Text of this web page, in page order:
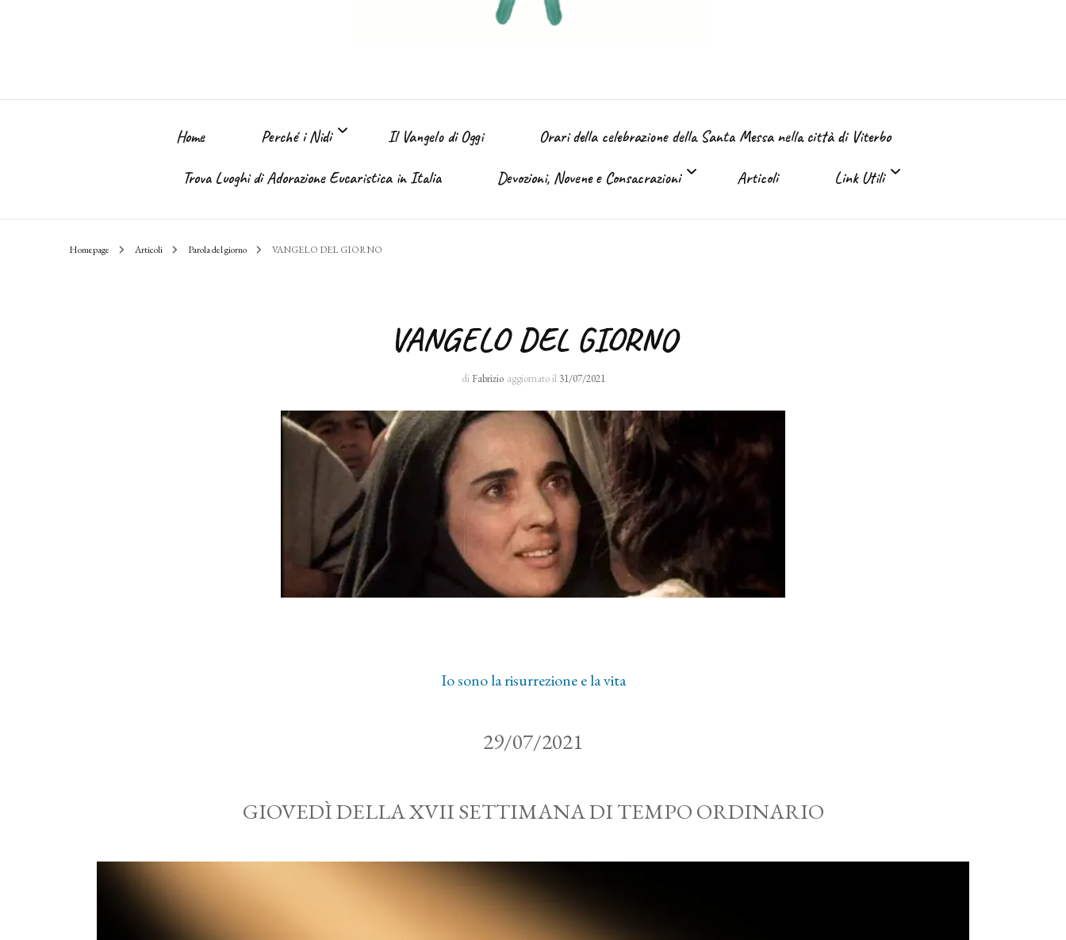
Home Perché i Nidi
Perché i Nidi dell’ Immacolata
Il Vangelo di Oggi Orari della celebrazione della Santa Messa nella città di Viterbo
Trova Luoghi di Adorazione Eucaristica in Italia Devozioni, Novene e Consacrazioni
Sacro Manto
Rosario 24 H
I primi cinque sabati del mese
Novena al Volto Santo
Via Crucis
Articoli Link Utili
Homepage Articoli Parola del giorno VANGELO DEL GIORNO
VANGELO DEL GIORNO
di Fabrizio aggiornato il31/07/2021
Io sono la risurrezione e la vita
29/07/2021
GIOVEDÌ DELLA XVII SETTIMANA DI TEMPO ORDINARIO